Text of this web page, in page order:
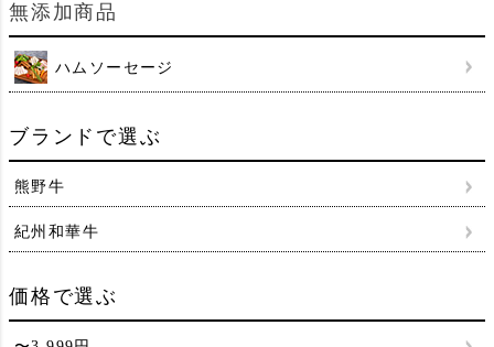
無添加商品
ハムソーセージ
ブランドで選ぶ
熊野牛
紀州和華牛
価格で選ぶ